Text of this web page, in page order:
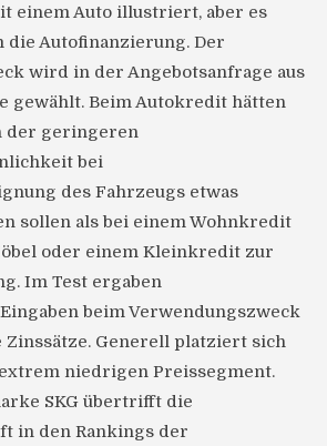
einem Auto illustriert, aber es
die Autofinanzierung. Der
wird in der Angebotsanfrage aus
gewählt. Beim Autokredit hätten
der geringeren
bei
des Fahrzeugs etwas
sollen als bei einem Wohnkredit
oder einem Kleinkredit zur
Im Test ergaben
beim Verwendungszweck
Zinssätze. Generell platziert sich
niedrigen Preissegment.
SKG übertrifft die
in den Rankings der